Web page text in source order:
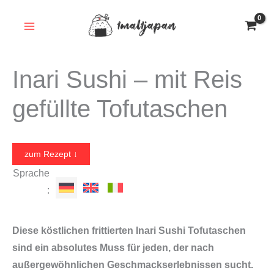
Inari Sushi – mit Reis
gefüllte Tofutaschen
zum Rezept ↓
Sprache
:
Diese köstlichen frittierten Inari Sushi Tofutaschen
sind ein absolutes Muss für jeden, der nach
außergewöhnlichen Geschmackserlebnissen sucht.